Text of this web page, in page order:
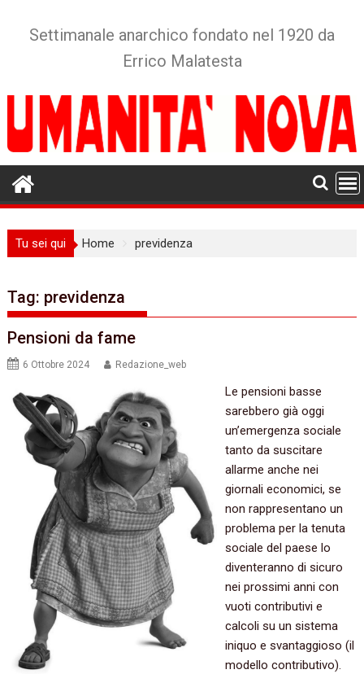
Settimanale anarchico fondato nel 1920 da
Errico Malatesta
Tu sei qui Home previdenza
Tag: previdenza
Pensioni da fame
6 Ottobre 2024 Redazione_web
Le pensioni basse
sarebbero già oggi
un’emergenza sociale
tanto da suscitare
allarme anche nei
giornali economici, se
non rappresentano un
problema per la tenuta
sociale del paese lo
diventeranno di sicuro
nei prossimi anni con
vuoti contributivi e
calcoli su un sistema
iniquo e svantaggioso (il
modello contributivo).